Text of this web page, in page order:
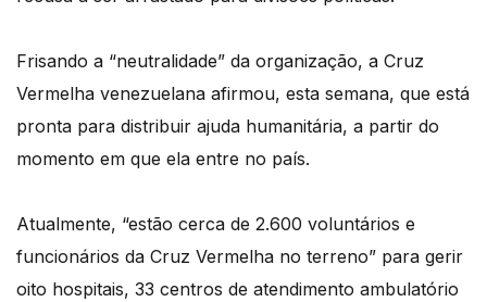
Frisando a “neutralidade” da organização, a Cruz
Vermelha venezuelana afirmou, esta semana, que está
pronta para distribuir ajuda humanitária, a partir do
momento em que ela entre no país.
Atualmente, “estão cerca de 2.600 voluntários e
funcionários da Cruz Vermelha no terreno” para gerir
oito hospitais, 33 centros de atendimento ambulatório